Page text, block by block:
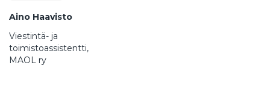
Aino Haavisto
Viestintä- ja
toimistoassistentti,
MAOL ry